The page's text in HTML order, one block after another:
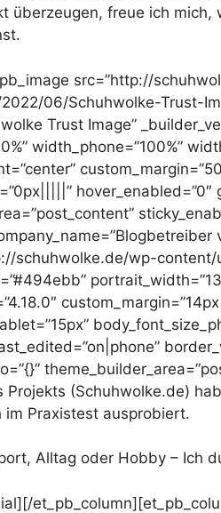
überzeugen, freue ich
src=”http://
06/Schuhwolke-Trust-
Trust Image”
width_phone=”100%”
hover_enabled=”0″
schuhwolke.de/wp-
Projekts (Schuhwolke.de)
im Praxistest ausprobiert.
Alltag oder Hobby – Ich